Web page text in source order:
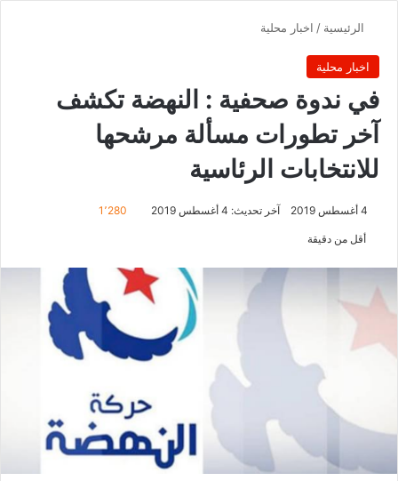
الرئيسية / اخبار محلية
اخبار محلية
في ندوة صحفية : النهضة تكشف
آخر تطورات مسألة مرشحها
للانتخابات الرئاسية
4 أغسطس 2019 آخر تحديث: 4 أغسطس 2019 1٬280
أقل من دقيقة